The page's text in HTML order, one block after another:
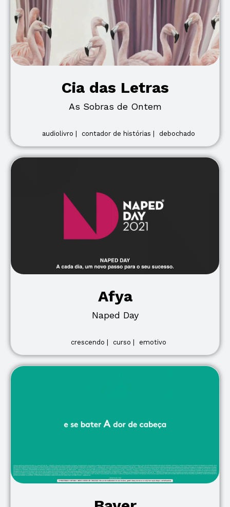
Cia das Letras
As Sobras de Ontem
audiolivro | contador de histórias | debochado
Afya
Naped Day
crescendo | curso | emotivo